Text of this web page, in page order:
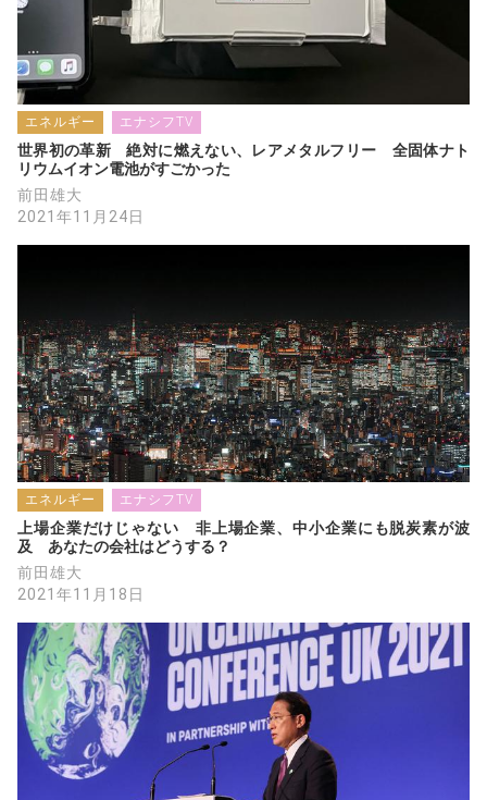
エネルギー エナシフTV
世界初の革新　絶対に燃えない、レアメタルフリー　全固体ナト
リウムイオン電池がすごかった
前田雄大
2021年11月24日
エネルギー エナシフTV
上場企業だけじゃない　非上場企業、中小企業にも脱炭素が波
及　あなたの会社はどうする？
前田雄大
2021年11月18日